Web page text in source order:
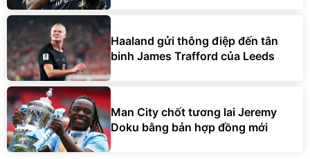
Haaland gửi thông điệp đến tân
binh James Trafford của Leeds
Man City chốt tương lai Jeremy
Doku bằng bản hợp đồng mới